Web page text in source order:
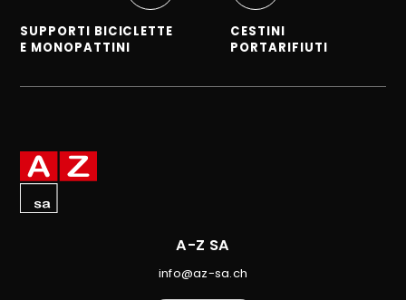
SUPPORTI BICICLETTE
E MONOPATTINI
CESTINI
PORTARIFIUTI
A-Z SA
info@az-sa.ch